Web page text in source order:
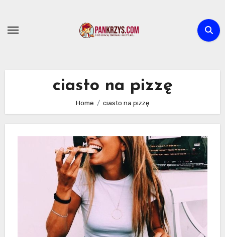
content
ciasto na pizzę
Home ciasto na pizzę